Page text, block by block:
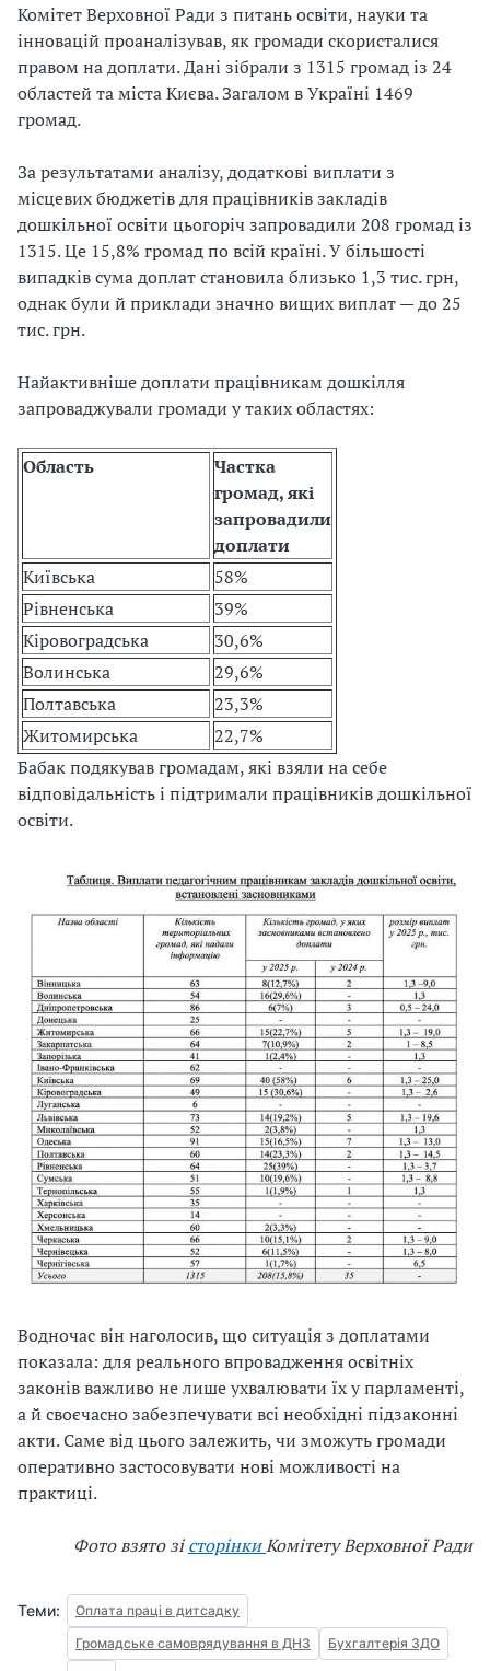
Комітет Верховної Ради з питань освіти, науки та
інновацій проаналізував, як громади скористалися
правом на доплати. Дані зібрали з 1315 громад із 24
областей та міста Києва. Загалом в Україні 1469
громад.
За результатами аналізу, додаткові виплати з
місцевих бюджетів для працівників закладів
дошкільної освіти цьогоріч запровадили 208 громад із
1315. Це 15,8% громад по всій країні. У більшості
випадків сума доплат становила близько 1,3 тис. грн,
однак були й приклади значно вищих виплат — до 25
тис. грн.
Найактивніше доплати працівникам дошкілля
запроваджували громади у таких областях:
Область
Частка
громад, які
запровадили
доплати
Київська
58%
Рівненська
39%
Кіровоградська
30,6%
Волинська
29,6%
Полтавська
23,3%
Житомирська
22,7%
Бабак подякував громадам, які взяли на себе
відповідальність і підтримали працівників дошкільної
освіти.
Водночас він наголосив, що ситуація з доплатами
показала: для реального впровадження освітніх
законів важливо не лише ухвалювати їх у парламенті,
а й своєчасно забезпечувати всі необхідні підзаконні
акти. Саме від цього залежить, чи зможуть громади
оперативно застосовувати нові можливості на
практиці.
Фото взято зісторінкиКомітету Верховної Ради
Теми:
Оплата праці в дитсадку
Громадське самоврядування в ДНЗ
Бухгалтерія ЗДО